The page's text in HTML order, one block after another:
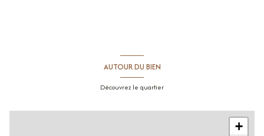
AUTOUR DU BIEN
Découvrez le quartier
+